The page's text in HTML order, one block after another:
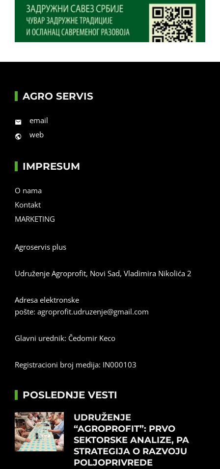
AGRO SERVIS
email
web
IMPRESUM
O nama
Kontakt
MARKETING
Agroservis plus
Udruženje Agroprofit, Novi Sad, Vladimira Nikolića 2
Adresa elektronske
pošte: agroprofit.udruzenje@gmail.com
Glavni urednik: Čedomir Keco
Registracioni broj medija: IN000103
POSLEDNJE VESTI
UDRUŽENJE
“AGROPROFIT”: PRVO
SEKTORSKE ANALIZE, PA
STRATEGIJA O RAZVOJU
POLJOPRIVREDE